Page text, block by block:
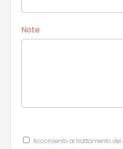
Note
Acconsento al trattamento